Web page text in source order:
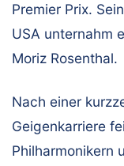
Premier Prix.
USA unternahm
Moriz Rosenthal.
Nach einer
Geigenkarriere
Philharmonikern